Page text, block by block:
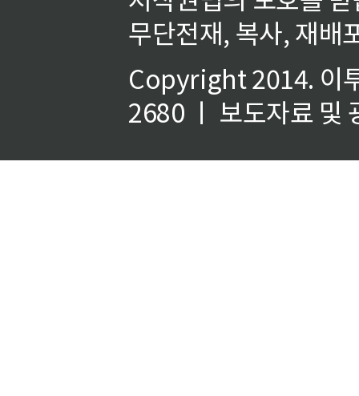
무단전재, 복사, 재배
Copyright 2014. 이
2680 ㅣ 보도자료